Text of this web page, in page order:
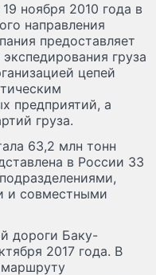
ноября 2010 года в
направления
предоставляет
груза
цепей
предприятий, а
груза.
63,2 млн тонн
в России 33
и совместными
дороги Баку-
2017 года. В